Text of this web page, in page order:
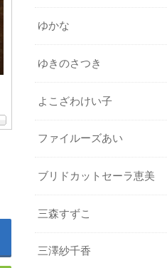
ゆかな
ゆきのさつき
よこざわけい子
ファイルーズあい
ブリドカットセーラ恵美
三森すずこ
三澤紗千香